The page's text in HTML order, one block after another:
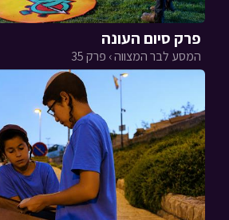
פרק סיום העונה
המסע לבר המצווה › פרק 35